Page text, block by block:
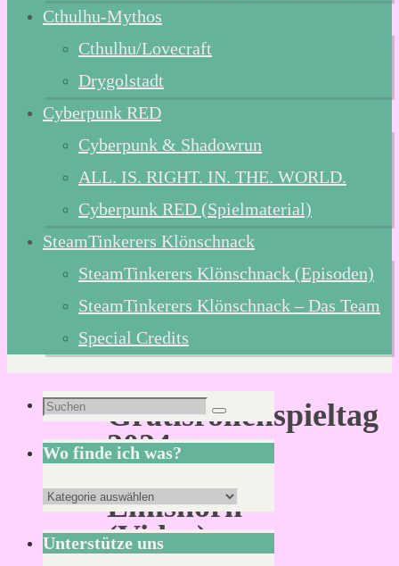
Cthulhu-Mythos
Cthulhu/Lovecraft
Drygolstadt
Cyberpunk RED
Cyberpunk & Shadowrun
ALL. IS. RIGHT. IN. THE. WORLD.
Cyberpunk RED (Spielmaterial)
SteamTinkerers Klönschnack
SteamTinkerers Klönschnack (Episoden)
SteamTinkerers Klönschnack – Das Team
Special Credits
Gratisrollenspieltag
2024
in
Elmshorn
(Video)
Suchen
nach:
Suchen
Wo finde ich was?
Wo
finde
ich
Unterstütze uns